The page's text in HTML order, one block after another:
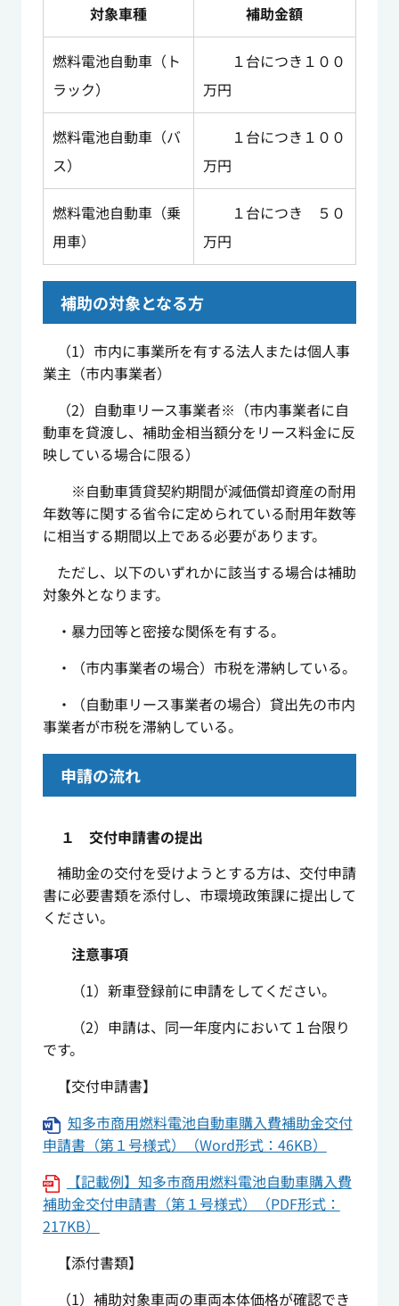
対象車種 補助金額
燃料電池自動車（ト
ラック）
１台につき１００
万円
燃料電池自動車（バ
ス）
１台につき１００
万円
燃料電池自動車（乗
用車）
１台につき ５０
万円
補助の対象となる方
（1）市内に事業所を有する法人または個人事
業主（市内事業者）
（2）自動車リース事業者※ （市内事業者に自
動車を貸渡し、補助金相当額分をリース料金に反
映している場合に限る）
※自動車賃貸契約期間が減価償却資産の耐用
年数等に関する省令に定められている耐用年数等
に相当する期間以上である必要があります。
ただし、以下のいずれかに該当する場合は補助
対象外となります。
・暴力団等と密接な関係を有する。
・（市内事業者の場合）市税を滞納している。
・（自動車リース事業者の場合）貸出先の市内
事業者が市税を滞納している。
申請の流れ
１ 交付申請書の提出
補助金の交付を受けようとする方は、交付申請
書に必要書類を添付し、市環境政策課に提出して
ください。
注意事項
（1）新車登録前に申請をしてください。
（2）申請は、同一年度内において１台限り
です。
【交付申請書】
知多市商用燃料電池自動車購入費補助金交付
申請書（第１号様式）（Word形式：46KB）
【記載例】知多市商用燃料電池自動車購入費
補助金交付申請書（第１号様式）（PDF形式：
217KB）
【添付書類】
（1）補助対象車両の車両本体価格が確認でき